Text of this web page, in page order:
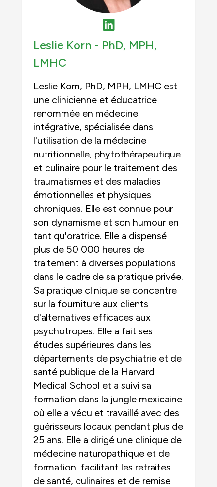
Leslie Korn - PhD, MPH,
LMHC
Leslie Korn, PhD, MPH, LMHC est
une clinicienne et éducatrice
renommée en médecine
intégrative, spécialisée dans
l'utilisation de la médecine
nutritionnelle, phytothérapeutique
et culinaire pour le traitement des
traumatismes et des maladies
émotionnelles et physiques
chroniques. Elle est connue pour
son dynamisme et son humour en
tant qu'oratrice. Elle a dispensé
plus de 50 000 heures de
traitement à diverses populations
dans le cadre de sa pratique privée.
Sa pratique clinique se concentre
sur la fourniture aux clients
d'alternatives efficaces aux
psychotropes. Elle a fait ses
études supérieures dans les
départements de psychiatrie et de
santé publique de la Harvard
Medical School et a suivi sa
formation dans la jungle mexicaine
où elle a vécu et travaillé avec des
guérisseurs locaux pendant plus de
25 ans. Elle a dirigé une clinique de
médecine naturopathique et de
formation, facilitant les retraites
de santé, culinaires et de remise